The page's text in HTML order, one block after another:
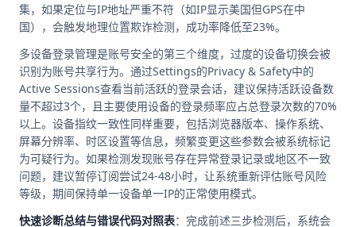
集，如果定位与IP地址严重不符（如IP显示美国但GPS在中
国），会触发地理位置欺诈检测，成功率降低至23%。
多设备登录管理是账号安全的第三个维度，过度的设备切换会被
识别为账号共享行为。通过Settings的Privacy & Safety中的
Active Sessions查看当前活跃的登录会话，建议保持活跃设备数
量不超过3个，且主要使用设备的登录频率应占总登录次数的70%
以上。设备指纹一致性同样重要，包括浏览器版本、操作系统、
屏幕分辨率、时区设置等信息，频繁变更这些参数会被系统标记
为可疑行为。如果检测发现账号存在异常登录记录或地区不一致
问题，建议暂停订阅尝试24-48小时，让系统重新评估账号风险
等级，期间保持单一设备单一IP的正常使用模式。
快速诊断总结与错误代码对照表：完成前述三步检测后，系统会